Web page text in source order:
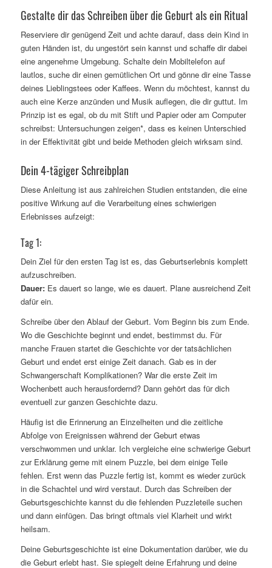
Gestalte dir das Schreiben über die Geburt als ein Ritual
Reserviere dir genügend Zeit und achte darauf, dass dein Kind in
guten Händen ist, du ungestört sein kannst und schaffe dir dabei
eine angenehme Umgebung. Schalte dein Mobiltelefon auf
lautlos, suche dir einen gemütlichen Ort und gönne dir eine Tasse
deines Lieblingstees oder Kaffees. Wenn du möchtest, kannst du
auch eine Kerze anzünden und Musik auflegen, die dir guttut. Im
Prinzip ist es egal, ob du mit Stift und Papier oder am Computer
schreibst: Untersuchungen zeigen*, dass es keinen Unterschied
in der Effektivität gibt und beide Methoden gleich wirksam sind.
Dein 4-tägiger Schreibplan
Diese Anleitung ist aus zahlreichen Studien entstanden, die eine
positive Wirkung auf die Verarbeitung eines schwierigen
Erlebnisses aufzeigt:
Tag 1:
Dein Ziel für den ersten Tag ist es, das Geburtserlebnis komplett
aufzuschreiben.
Dauer:Es dauert so lange, wie es dauert. Plane ausreichend Zeit
dafür ein.
Schreibe über den Ablauf der Geburt. Vom Beginn bis zum Ende.
Wo die Geschichte beginnt und endet, bestimmst du. Für
manche Frauen startet die Geschichte vor der tatsächlichen
Geburt und endet erst einige Zeit danach. Gab es in der
Schwangerschaft Komplikationen? War die erste Zeit im
Wochenbett auch herausfordernd? Dann gehört das für dich
eventuell zur ganzen Geschichte dazu.
Häufig ist die Erinnerung an Einzelheiten und die zeitliche
Abfolge von Ereignissen während der Geburt etwas
verschwommen und unklar. Ich vergleiche eine schwierige Geburt
zur Erklärung gerne mit einem Puzzle, bei dem einige Teile
fehlen. Erst wenn das Puzzle fertig ist, kommt es wieder zurück
in die Schachtel und wird verstaut. Durch das Schreiben der
Geburtsgeschichte kannst du die fehlenden Puzzleteile suchen
und dann einfügen. Das bringt oftmals viel Klarheit und wirkt
heilsam.
Deine Geburtsgeschichte ist eine Dokumentation darüber, wie du
die Geburt erlebt hast. Sie spiegelt deine Erfahrung und deine